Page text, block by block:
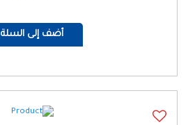
أضف إلى السلة